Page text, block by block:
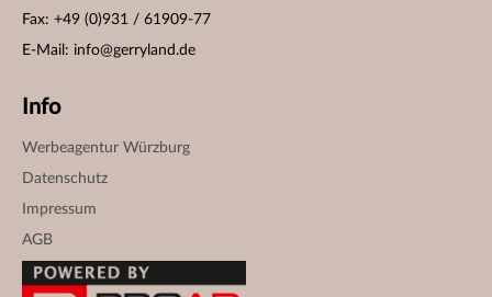
Fax: +49 (0)931 / 61909-77
E-Mail: info@gerryland.de
Info
Werbeagentur Würzburg
Datenschutz
Impressum
AGB